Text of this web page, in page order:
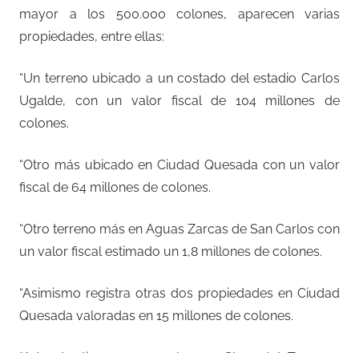
mayor a los 500.000 colones, aparecen varias
propiedades, entre ellas:
“Un terreno ubicado a un costado del estadio Carlos
Ugalde, con un valor fiscal de 104 millones de
colones.
“Otro más ubicado en Ciudad Quesada con un valor
fiscal de 64 millones de colones.
“Otro terreno más en Aguas Zarcas de San Carlos con
un valor fiscal estimado un 1,8 millones de colones.
“Asimismo registra otras dos propiedades en Ciudad
Quesada valoradas en 15 millones de colones.